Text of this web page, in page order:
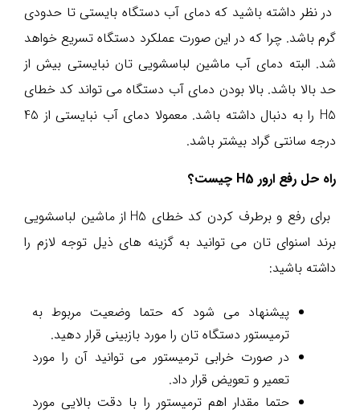
در نظر داشته باشید که دمای آب دستگاه بایستی تا حدودی
گرم باشد. چرا که در این صورت عملکرد دستگاه تسریع خواهد
شد. البته دمای آب ماشین لباسشویی تان نبایستی بیش از
حد بالا باشد. بالا بودن دمای آب دستگاه می تواند کد خطای
H5 را به دنبال داشته باشد. معمولا دمای آب نبایستی از 45
درجه سانتی گراد بیشتر باشد.
راه حل رفع ارور H5 چیست؟
برای رفع و برطرف کردن کد خطای H5 از ماشین لباسشویی
برند اسنوای تان می توانید به گزینه های ذیل توجه لازم را
داشته باشید:
پیشنهاد می شود که حتما وضعیت مربوط به
ترمیستور دستگاه تان را مورد بازبینی قرار دهید.
در صورت خرابی ترمیستور می توانید آن را مورد
تعمیر و تعویض قرار داد.
حتما مقدار اهم ترمیستور را با دقت بالایی مورد